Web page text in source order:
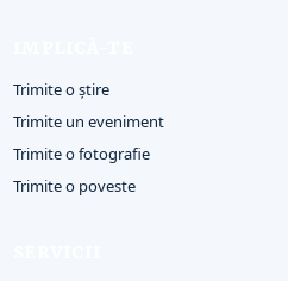
Trimite o știre
Trimite un eveniment
Trimite o fotografie
Trimite o poveste